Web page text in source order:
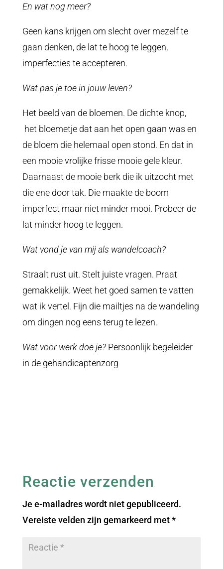
En wat nog meer?
Geen kans krijgen om slecht over mezelf te
gaan denken, de lat te hoog te leggen,
imperfecties te accepteren.
Wat pas je toe in jouw leven?
Het beeld van de bloemen. De dichte knop,
het bloemetje dat aan het open gaan was en
de bloem die helemaal open stond. En dat in
een mooie vrolijke frisse mooie gele kleur.
Daarnaast de mooie berk die ik uitzocht met
die ene door tak. Die maakte de boom
imperfect maar niet minder mooi. Probeer de
lat minder hoog te leggen.
Wat vond je van mij als wandelcoach?
Straalt rust uit. Stelt juiste vragen. Praat
gemakkelijk. Weet het goed samen te vatten
wat ik vertel. Fijn die mailtjes na de wandeling
om dingen nog eens terug te lezen.
Wat voor werk doe je? Persoonlijk begeleider
in de gehandicaptenzorg
Reactie verzenden
Je e-mailadres wordt niet gepubliceerd.
Vereiste velden zijn gemarkeerd met*